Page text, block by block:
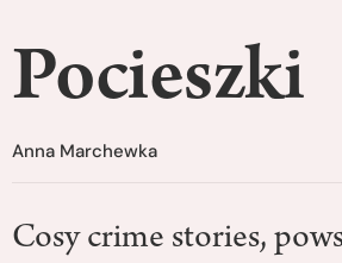
Pocieszki
Anna Marchewka
Cosy crime stories,